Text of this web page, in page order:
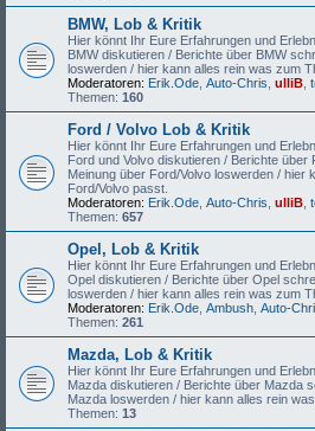
BMW, Lob & Kritik
Hier könnt Ihr Eure Erfahrungen und
BMW diskutieren / Berichte über BMW
loswerden / hier kann alles rein was zum
Moderatoren: Erik.Ode Auto-Chris ulliB
Themen: 160
Ford / Volvo Lob & Kritik
Hier könnt Ihr Eure Erfahrungen und
Ford und Volvo diskutieren / Berichte über
Meinung über Ford/Volvo loswerden / hier
Ford/Volvo passt.
Moderatoren: Erik.Ode Auto-Chris ulliB
Themen: 657
Opel, Lob & Kritik
Hier könnt Ihr Eure Erfahrungen und
Opel diskutieren / Berichte über Opel
loswerden / hier kann alles rein was zum
Moderatoren: Erik.Ode Ambush Auto-
Themen: 261
Mazda, Lob & Kritik
Hier könnt Ihr Eure Erfahrungen und
Mazda diskutieren / Berichte über Mazda
Mazda loswerden / hier kann alles rein
Themen: 13